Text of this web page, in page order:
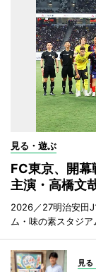
見る・遊ぶ
FC東京、開
主演・高橋文
2026／27明治安田
ム・味の素スタジア
見る